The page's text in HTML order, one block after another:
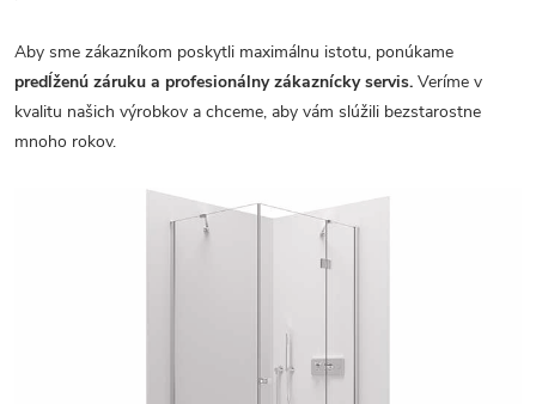
Aby sme zákazníkom poskytli maximálnu istotu, ponúkame
predĺženú záruku a profesionálny zákaznícky servis. Veríme v
kvalitu našich výrobkov a chceme, aby vám slúžili bezstarostne
mnoho rokov.